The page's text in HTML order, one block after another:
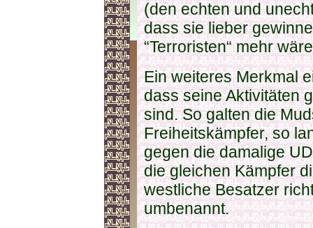
(den echten und
dass sie lieber
“Terroristen“ mehr
Ein weiteres Merkmal
dass seine Aktivitäten
sind. So galten die
Freiheitskämpfer, so
gegen die damalige
die gleichen Kämpfer
westliche Besatzer
umbenannt.